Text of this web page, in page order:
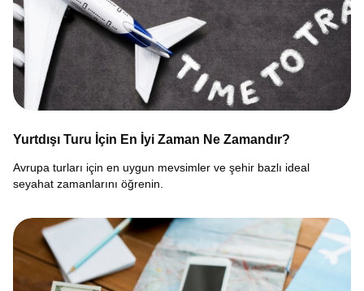
Yurtdışı Turu İçin En İyi Zaman Ne Zamandır?
Avrupa turları için en uygun mevsimler ve şehir bazlı ideal
seyahat zamanlarını öğrenin.